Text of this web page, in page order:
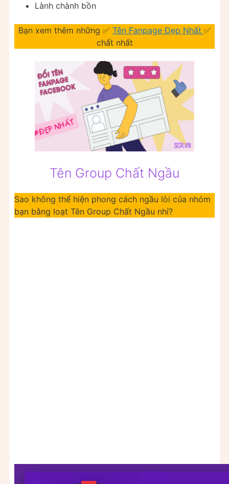
Lành chành bồn
Bạn xem thêm những ✅ Tên Fanpage Đẹp Nhất ✅
chất nhất
Tên Group Chất Ngầu
Sao không thể hiện phong cách ngầu lòi của nhóm
bạn bằng loạt Tên Group Chất Ngầu nhỉ?